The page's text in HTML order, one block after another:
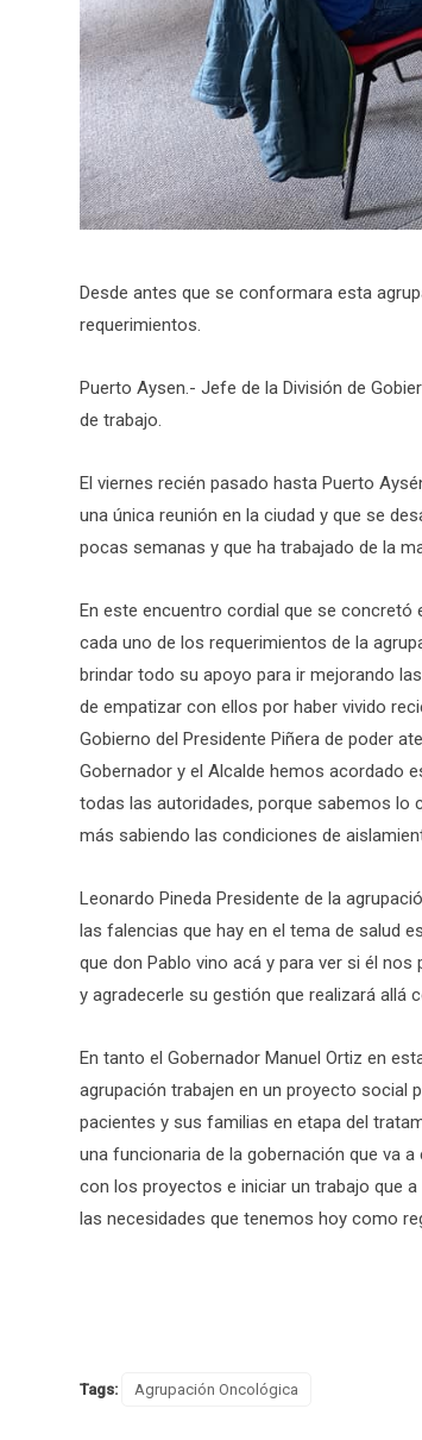
Desde antes que se conformara esta
requerimientos.
Puerto Aysen.- Jefe de la División de
de trabajo.
El viernes recién pasado hasta Puerto
una única reunión en la ciudad y que se
pocas semanas y que ha trabajado de la
En este encuentro cordial que se
cada uno de los requerimientos de la
brindar todo su apoyo para ir mejorando
de empatizar con ellos por haber vivido
Gobierno del Presidente Piñera de poder
Gobernador y el Alcalde hemos acordado
todas las autoridades, porque sabemos lo
más sabiendo las condiciones de
Leonardo Pineda Presidente de la
las falencias que hay en el tema de salud
que don Pablo vino acá y para ver si él
y agradecerle su gestión que realizará allá
En tanto el Gobernador Manuel Ortiz en
agrupación trabajen en un proyecto social
pacientes y sus familias en etapa del
una funcionaria de la gobernación que va
con los proyectos e iniciar un trabajo que
las necesidades que tenemos hoy como
Tags: Agrupación Oncológica